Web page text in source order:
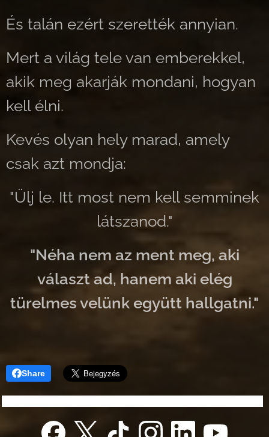
És talán ezért szerették annyian.
Mert a világ tele van emberekkel,
akik meg akarják mondani, hogyan
kell élni.
Kevés olyan hely marad, amely
csak azt mondja:
"Ülj le. Itt most nem kell semminek
látszanod."
"Néha nem az ment meg, aki
választ ad, hanem aki elég
türelmes velünk együtt hallgatni."
Share